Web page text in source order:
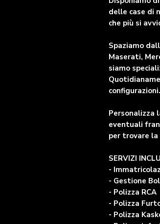
delle case di
che più si
Spaziamo
Maserati,
siamo
configurazioni.
Personalizza
eventuali
per trovare
SERVIZI
-
- Gestione
- Polizza RCA
- Polizza
- Polizza